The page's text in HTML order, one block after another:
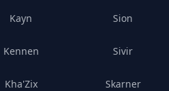
Kayn
Kennen
Kha'Zix
Sion
Sivir
Skarner